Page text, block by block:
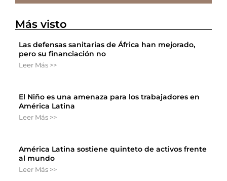
Más visto
Las defensas sanitarias de África han mejorado,
pero su financiación no
Leer Más >>
El Niño es una amenaza para los trabajadores en
América Latina
Leer Más >>
América Latina sostiene quinteto de activos frente
al mundo
Leer Más >>